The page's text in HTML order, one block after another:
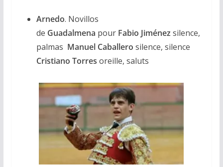
Arnedo. Novillos
de Guadalmena pour Fabio Jiménez silence,
palmas Manuel Caballero silence, silence
Cristiano Torres oreille, saluts